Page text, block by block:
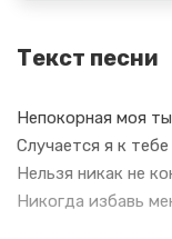
Текст песни
Непокорная моя
Случается я к
Нельзя никак не
Никогда избавь